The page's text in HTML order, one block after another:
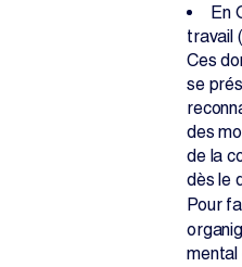
En
travail
Ces
se
des
de la
dès le
Pour
mental